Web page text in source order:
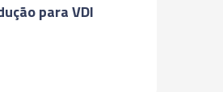
para VDI